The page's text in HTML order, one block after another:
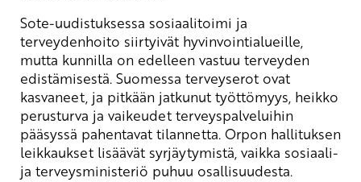
Sote-uudistuksessa sosiaalitoimi ja
terveydenhoito siirtyivät hyvinvointialueille,
mutta kunnilla on edelleen vastuu terveyden
edistämisestä. Suomessa terveyserot ovat
kasvaneet, ja pitkään jatkunut työttömyys, heikko
perusturva ja vaikeudet terveyspalveluihin
pääsyssä pahentavat tilannetta. Orpon hallituksen
leikkaukset lisäävät syrjäytymistä, vaikka sosiaali-
ja terveysministeriö puhuu osallisuudesta.